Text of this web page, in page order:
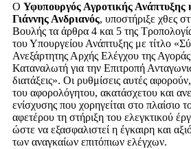
O Υφυπουργός Αγροτικής Ανάπτυξης
Γιάννης Ανδριανός, υποστήριξε χθες
Βουλής τα άρθρα 4 και 5 της
του Υπουργείου Ανάπτυξης με τίτλο
Ανεξάρτητης Αρχής Ελέγχου της
Καταναλωτή για την Επιτροπή
διατάξεις». Οι ρυθμίσεις αυτές
του αφορολόγητου, ακατάσχετου και
ενίσχυσης που χορηγείται στο πλαίσιο
αφετέρου τη στήριξη του ελεγκτικού
ώστε να εξασφαλιστεί η έγκαιρη και
των αναγκαίων επιτόπιων ελέγχων.